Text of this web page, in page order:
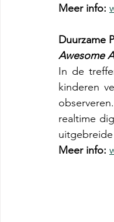
Meer info:
Duurzame
Awesome
In de
kinderen
realtime
Meer info: